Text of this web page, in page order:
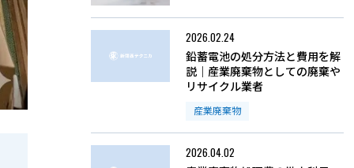
2026.02.24
鉛蓄電池の処分方法と費用を解
説｜産業廃棄物としての廃棄や
リサイクル業者
産業廃棄物
2026.04.02